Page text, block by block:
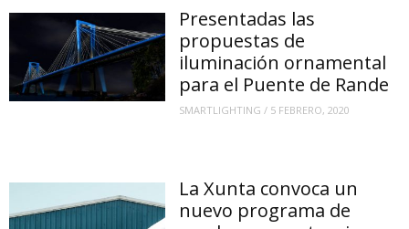
Presentadas las
propuestas de
iluminación ornamental
para el Puente de Rande
SMARTLIGHTING / 5 FEBRERO, 2020
La Xunta convoca un
nuevo programa de